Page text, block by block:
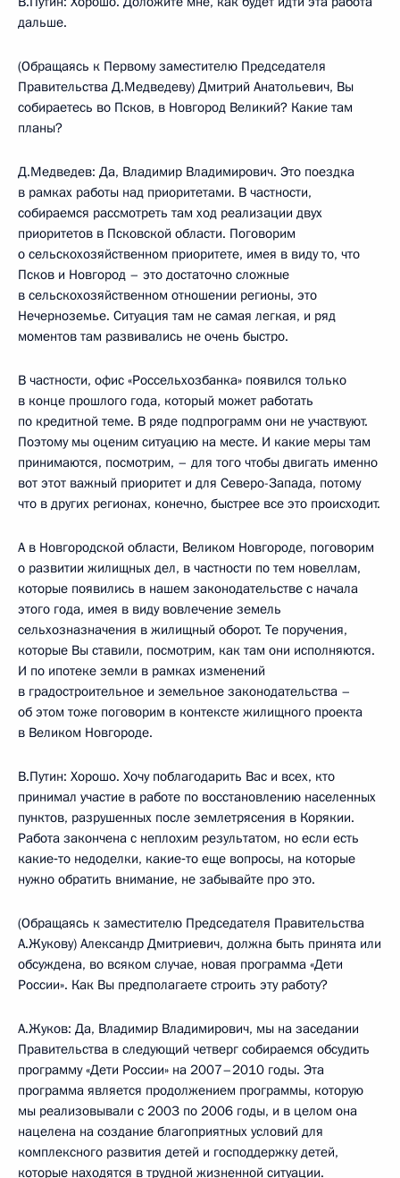
дальше.
(Обращаясь к Первому заместителю Председателя
Правительства Д.Медведеву) Дмитрий Анатольевич, Вы
собираетесь во Псков, в Новгород Великий? Какие там
планы?
Д.Медведев: Да, Владимир Владимирович. Это поездка
в рамках работы над приоритетами. В частности,
собираемся рассмотреть там ход реализации двух
приоритетов в Псковской области. Поговорим
о сельскохозяйственном приоритете, имея в виду то, что
Псков и Новгород – это достаточно сложные
в сельскохозяйственном отношении регионы, это
Нечерноземье. Ситуация там не самая легкая, и ряд
моментов там развивались не очень быстро.
В частности, офис «Россельхозбанка» появился только
в конце прошлого года, который может работать
по кредитной теме. В ряде подпрограмм они не участвуют.
Поэтому мы оценим ситуацию на месте. И какие меры там
принимаются, посмотрим, – для того чтобы двигать именно
вот этот важный приоритет и для Северо-Запада, потому
что в других регионах, конечно, быстрее все это происходит.
А в Новгородской области, Великом Новгороде, поговорим
о развитии жилищных дел, в частности по тем новеллам,
которые появились в нашем законодательстве с начала
этого года, имея в виду вовлечение земель
сельхозназначения в жилищный оборот. Те поручения,
которые Вы ставили, посмотрим, как там они исполняются.
И по ипотеке земли в рамках изменений
в градостроительное и земельное законодательства –
об этом тоже поговорим в контексте жилищного проекта
в Великом Новгороде.
В.Путин: Хорошо. Хочу поблагодарить Вас и всех, кто
принимал участие в работе по восстановлению населенных
пунктов, разрушенных после землетрясения в Корякии.
Работа закончена с неплохим результатом, но если есть
какие‑то недоделки, какие‑то еще вопросы, на которые
нужно обратить внимание, не забывайте про это.
(Обращаясь к заместителю Председателя Правительства
А.Жукову) Александр Дмитриевич, должна быть принята или
обсуждена, во всяком случае, новая программа «Дети
России». Как Вы предполагаете строить эту работу?
А.Жуков: Да, Владимир Владимирович, мы на заседании
Правительства в следующий четверг собираемся обсудить
программу «Дети России» на 2007–2010 годы. Эта
программа является продолжением программы, которую
мы реализовывали с 2003 по 2006 годы, и в целом она
нацелена на создание благоприятных условий для
комплексного развития детей и господдержку детей,
которые находятся в трудной жизненной ситуации.